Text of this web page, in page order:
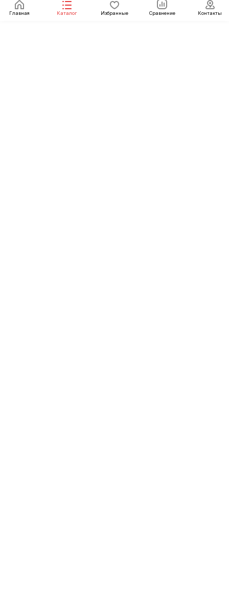
Главная Каталог Избранные Сравнение Контакты